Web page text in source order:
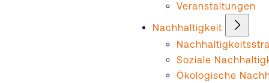
Veranstaltungen
Nachhaltigkeit
Soziale
Ökologische